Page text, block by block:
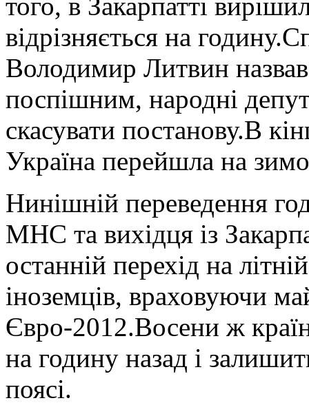
того, в Закарпатті
відрізняється на
Володимир Литвин
поспішним, народні
скасувати постанову.В
Україна перейшла на
Нинішній переведення
МНС та вихідця із
останній перехід на
іноземців, враховуючи
Євро-2012.Восени ж
на годину назад і
поясі.